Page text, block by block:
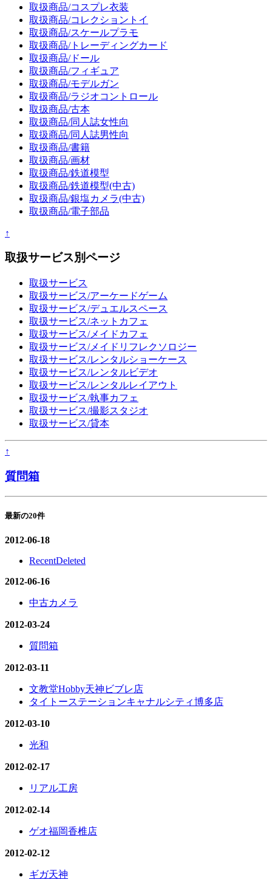
取扱商品/コスプレ衣装
取扱商品/コレクショントイ
取扱商品/スケールプラモ
取扱商品/トレーディングカード
取扱商品/ドール
取扱商品/フィギュア
取扱商品/モデルガン
取扱商品/ラジオコントロール
取扱商品/古本
取扱商品/同人誌女性向
取扱商品/同人誌男性向
取扱商品/書籍
取扱商品/画材
取扱商品/鉄道模型
取扱商品/鉄道模型(中古)
取扱商品/銀塩カメラ(中古)
取扱商品/電子部品
↑
取扱サービス別ページ
取扱サービス
取扱サービス/アーケードゲーム
取扱サービス/デュエルスペース
取扱サービス/ネットカフェ
取扱サービス/メイドカフェ
取扱サービス/メイドリフレクソロジー
取扱サービス/レンタルショーケース
取扱サービス/レンタルビデオ
取扱サービス/レンタルレイアウト
取扱サービス/執事カフェ
取扱サービス/撮影スタジオ
取扱サービス/貸本
↑
質問箱
最新の20件
2012-06-18
RecentDeleted
2012-06-16
中古カメラ
2012-03-24
質問箱
2012-03-11
文教堂Hobby天神ビブレ店
タイトーステーションキャナルシティ博多店
2012-03-10
光和
2012-02-17
リアル工房
2012-02-14
ゲオ福岡香椎店
2012-02-12
ギガ天神